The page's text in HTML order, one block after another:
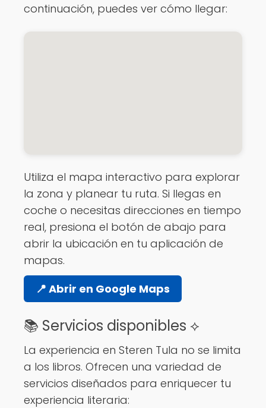
continuación, puedes ver cómo llegar:
Utiliza el mapa interactivo para explorar
la zona y planear tu ruta. Si llegas en
coche o necesitas direcciones en tiempo
real, presiona el botón de abajo para
abrir la ubicación en tu aplicación de
mapas.
📍 Abrir en Google Maps
📚 Servicios disponibles ⟡
La experiencia en Steren Tula no se limita
a los libros. Ofrecen una variedad de
servicios diseñados para enriquecer tu
experiencia literaria: